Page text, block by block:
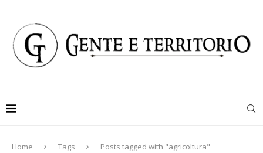
Home Tags Posts tagged with "agricoltura"